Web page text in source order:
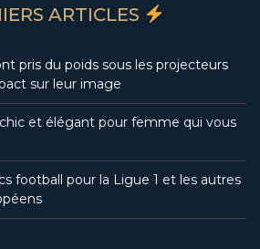
ARTICLES
pris du poids sous les projecteurs
sur leur image
chic et élégant pour femme qui vous
football pour la Ligue 1 et les autres